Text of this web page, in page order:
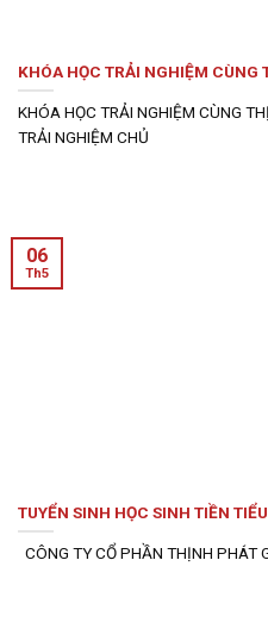
KHÓA HỌC TRẢI NGHIỆM CÙNG
KHÓA HỌC TRẢI NGHIỆM CÙNG
TRẢI NGHIỆM CHỦ
TUYỂN SINH HỌC SINH TIỀN
CÔNG TY CỔ PHẦN THỊNH PHÁT
06
Th5